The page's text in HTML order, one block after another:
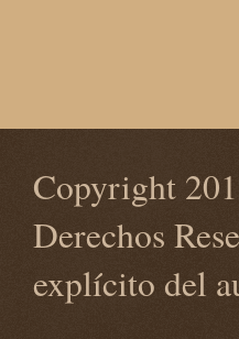
Copyright
Derechos
explícito del